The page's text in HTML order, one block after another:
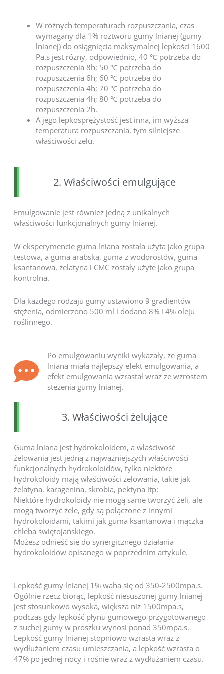
W różnych temperaturach rozpuszczania, czas
wymagany dla 1% roztworu gumy lnianej (gumy
lnianej) do osiągnięcia maksymalnej lepkości 1600
Pa.s jest różny, odpowiednio, 40 ℃ potrzeba do
rozpuszczenia 8h; 50 ℃ potrzeba do
rozpuszczenia 6h; 60 ℃ potrzeba do
rozpuszczenia 4h; 70 ℃ potrzeba do
rozpuszczenia 4h; 80 ℃ potrzeba do
rozpuszczenia 2h.
A jego lepkosprężystość jest inna, im wyższa
temperatura rozpuszczania, tym silniejsze
właściwości żelu.
2. Właściwości emulgujące
Emulgowanie jest również jedną z unikalnych
właściwości funkcjonalnych gumy lnianej.
W eksperymencie guma lniana została użyta jako grupa
testowa, a guma arabska, guma z wodorostów, guma
ksantanowa, żelatyna i CMC zostały użyte jako grupa
kontrolna.
Dla każdego rodzaju gumy ustawiono 9 gradientów
stężenia, odmierzono 500 ml i dodano 8% i 4% oleju
roślinnego.
Po emulgowaniu wyniki wykazały, że guma
lniana miała najlepszy efekt emulgowania, a
efekt emulgowania wzrastał wraz ze wzrostem
stężenia gumy lnianej.
3. Właściwości żelujące
Guma lniana jest hydrokoloidem, a właściwość
żelowania jest jedną z najważniejszych właściwości
funkcjonalnych hydrokoloidów, tylko niektóre
hydrokoloidy mają właściwości żelowania, takie jak
żelatyna, karagenina, skrobia, pektyna itp;
Niektóre hydrokoloidy nie mogą same tworzyć żeli, ale
mogą tworzyć żele, gdy są połączone z innymi
hydrokoloidami, takimi jak guma ksantanowa i mączka
chleba świętojańskiego.
Możesz odnieść się do synergicznego działania
hydrokoloidów opisanego w poprzednim artykule.
Lepkość gumy lnianej 1% waha się od 350-2500mpa.s.
Ogólnie rzecz biorąc, lepkość niesuszonej gumy lnianej
jest stosunkowo wysoka, większa niż 1500mpa.s,
podczas gdy lepkość płynu gumowego przygotowanego
z suchej gumy w proszku wynosi ponad 350mpa.s.
Lepkość gumy lnianej stopniowo wzrasta wraz z
wydłużaniem czasu umieszczania, a lepkość wzrasta o
47% po jednej nocy i rośnie wraz z wydłużaniem czasu.